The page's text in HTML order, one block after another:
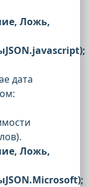
Ложь,
дата
Ложь,